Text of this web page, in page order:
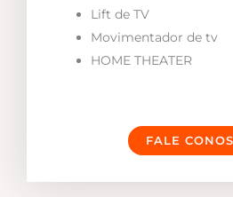
Lift de TV
Movimentador de tv
HOME THEATER
FALE